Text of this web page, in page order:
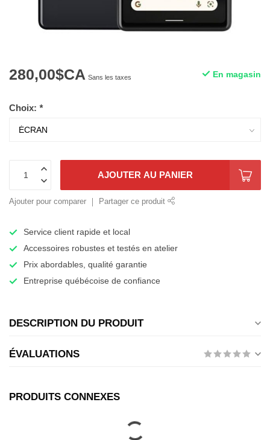
280,00$CA Sans les taxes En magasin
Choix: *
AJOUTER AU PANIER
Ajouter pour comparer Partager ce produit
Service client rapide et local
Accessoires robustes et testés en atelier
Prix abordables, qualité garantie
Entreprise québécoise de confiance
DESCRIPTION DU PRODUIT
ÉVALUATIONS
PRODUITS CONNEXES